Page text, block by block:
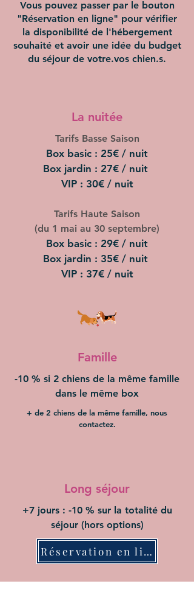
Vous pouvez passer par le bouton
"Réservation en ligne" pour vérifier
la disponibilité de l'hébergement
souhaité et avoir une idée du budget
du séjour de votre.vos chien.s.
La nuitée
Tarifs Basse Saison
Box basic : 25€ / nuit
Box jardin : 27€ / nuit
VIP : 30€ / nuit
Tarifs Haute Saison
(du 1 mai au 30 septembre)
Box basic : 29€ / nuit
Box jardin : 35€ / nuit
VIP : 37€ / nuit
Famille
-10 % si 2 chiens de la même famille
dans le même box
+ de 2 chiens de la même famille, nous
contactez.
Long séjour
+7 jours : -10 % sur la totalité du
séjour (hors options)
Réservation en ligne